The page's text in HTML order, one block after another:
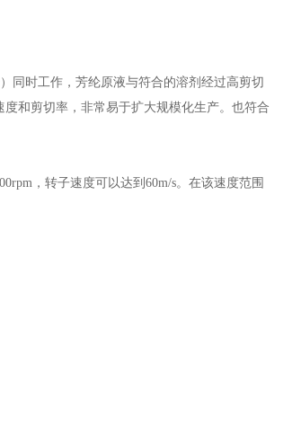
同时工作，芳纶原液与符合的溶剂经过高剪切
和剪切率，非常易于扩大规模化生产。也符合
，转子速度可以达到60m/s。在该速度范围